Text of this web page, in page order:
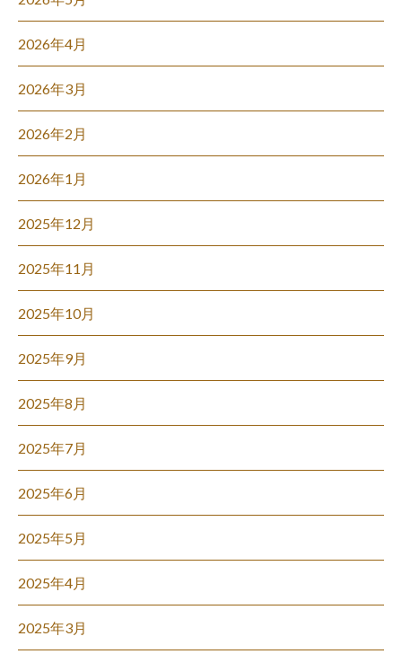
2026年4月
2026年3月
2026年2月
2026年1月
2025年12月
2025年11月
2025年10月
2025年9月
2025年8月
2025年7月
2025年6月
2025年5月
2025年4月
2025年3月